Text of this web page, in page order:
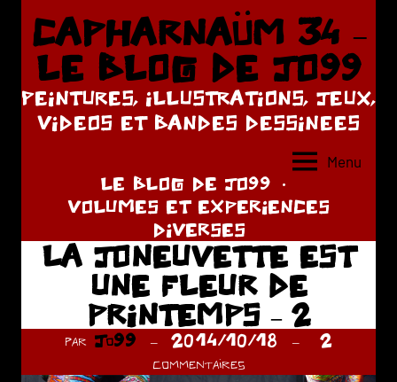
Aller
contenu
CAPHARNAÜM 34 –
LE BLOG DE JO99
PEINTURES, ILLUSTRATIONS, JEUX,
VIDEOS ET BANDES DESSINEES
Menu
LE BLOG DE JO99
VOLUMES ET EXPERIENCES
DIVERSES
LA JONEUVETTE EST
UNE FLEUR DE
PRINTEMPS – 2
par Jo99 2014/10/18
2
commentaires